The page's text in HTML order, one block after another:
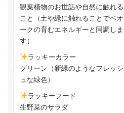
観葉植物のお世話や自然に触れる
こと（土や緑に触れることでベオ
ークの育むエネルギーと同調しま
す）
ラッキーカラー
グリーン（新緑のようなフレッシ
ュな緑色）
ラッキーフード
生野菜のサラダ